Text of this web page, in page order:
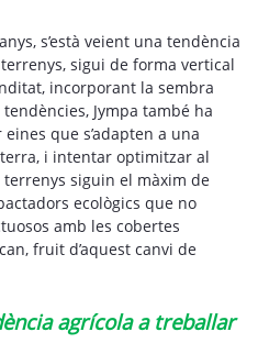
s’està veient una tendència
sigui de forma vertical
incorporant la sembra
Jympa també ha
que s’adapten a una
i intentar optimitzar al
siguin el màxim de
ecològics que no
amb les cobertes
fruit d’aquest canvi de
agrícola a treballar